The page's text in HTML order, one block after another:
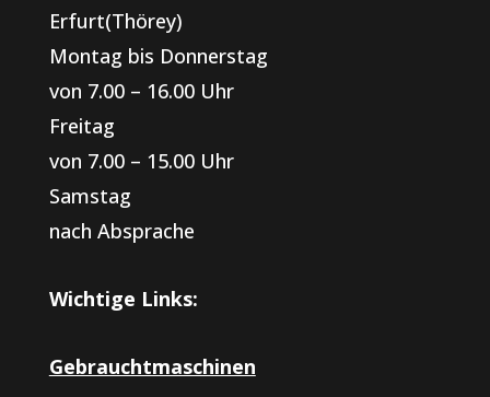
Erfurt(Thörey)
Montag bis Donnerstag
von 7.00 – 16.00 Uhr
Freitag
von 7.00 – 15.00 Uhr
Samstag
nach Absprache
Wichtige Links:
Gebrauchtmaschinen